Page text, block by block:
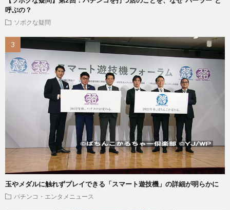
呼ぶの？
ソボクな疑問
玉やメダルに触れずプレイできる「スマート遊技機」の詳細が明らかに
パチンコ・エンタメニュース